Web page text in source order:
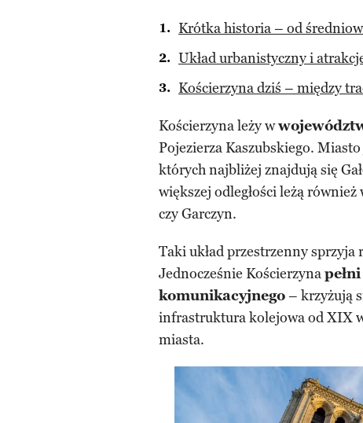
Krótka historia – od
Układ urbanistyczny i
Kościerzyna dziś – między
Kościerzyna leży w
Pojezierza Kaszubskiego.
których najbliżej znajdują się
większej odległości leżą
czy Garczyn.
Taki układ przestrzenny
Jednocześnie Kościerzyna
komunikacyjnego– krzyżują
infrastruktura kolejowa od XIX
miasta.